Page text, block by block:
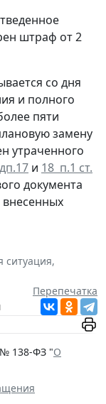
штраф от 2
со дня
и полного
пяти
замену
утраченного
и 18 п.1 ст.
документа
внесенных
ситуация,
Перепечатка
№ 138-ФЗ "О